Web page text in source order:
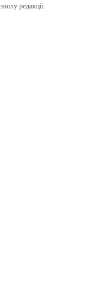
редакції.